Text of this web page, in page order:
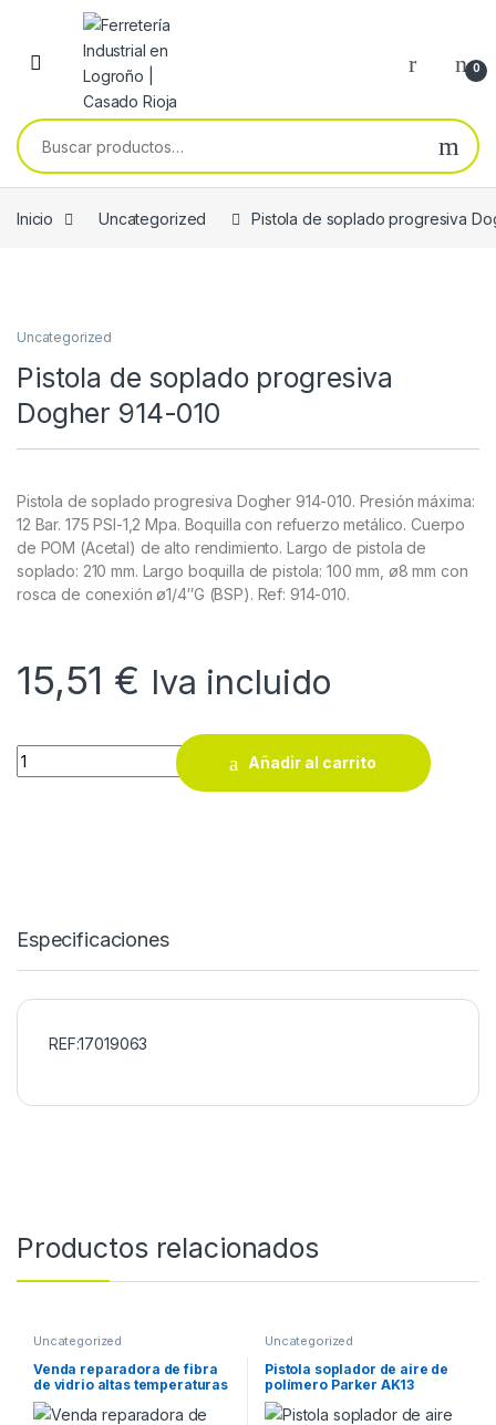
Skip to navigation
Skip to content
0
Buscar por:
Inicio Uncategorized Pistola de soplado progresiva
Uncategorized
Pistola de soplado progresiva
Dogher 914-010
Pistola de soplado progresiva Dogher 914-010. Presión máxima:
12 Bar. 175 PSI-1,2 Mpa. Boquilla con refuerzo metálico. Cuerpo
de POM (Acetal) de alto rendimiento. Largo de pistola de
soplado: 210 mm. Largo boquilla de pistola: 100 mm, ø8 mm con
rosca de conexión ø1/4″G (BSP). Ref: 914-010.
15,51 € Iva incluido
Pistola de soplado progresiva Dogher 914-010 quantity
Añadir al carrito
Especificaciones
REF:17019063
Productos relacionados
Uncategorized
Venda reparadora de fibra
de vidrio altas temperaturas
Karpa Tools 5 x 200 cm
06324
Uncategorized
Pistola soplador de aire de
polímero Parker AK13